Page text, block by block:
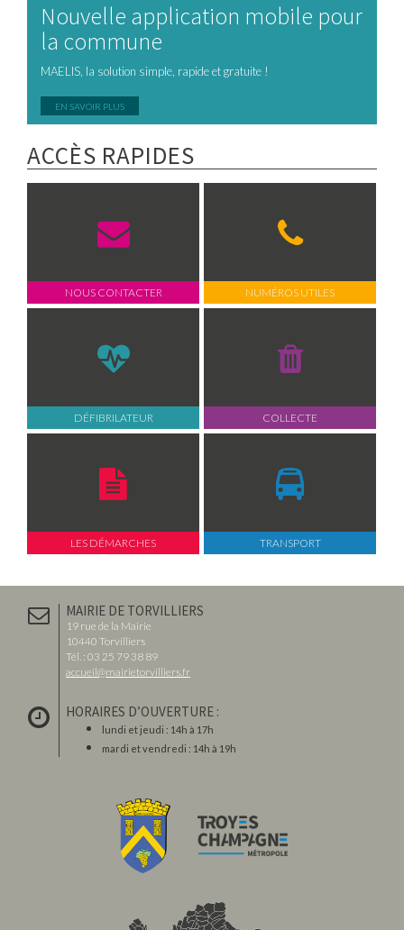
Nouvelle application mobile pour
la commune
MAELIS, la solution simple, rapide et gratuite !
EN SAVOIR PLUS
ACCÈS RAPIDES
NOUS CONTACTER NUMÉROS UTILES
DÉFIBRILATEUR COLLECTE
LES DÉMARCHES TRANSPORT
MAIRIE DE TORVILLIERS
19 rue de la Mairie
10440 Torvilliers
Tél. : 03 25 79 38 89
accueil@mairietorvilliers.fr
HORAIRES D’OUVERTURE :
lundi et jeudi : 14h à 17h
mardi et vendredi : 14h à 19h